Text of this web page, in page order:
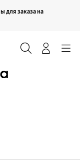
для заказа на
Продолжить